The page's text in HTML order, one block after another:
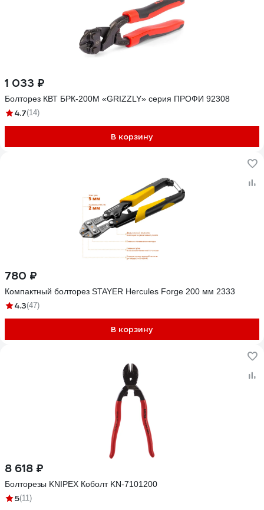
1 033 ₽
Болторез КВТ БРК-200М «GRIZZLY» серия ПРОФИ 92308
4.7(14)
В корзину
780 ₽
Компактный болторез STAYER Hercules Forge 200 мм 2333
4.3(47)
В корзину
8 618 ₽
Болторезы KNIPEX Коболт KN-7101200
5(11)